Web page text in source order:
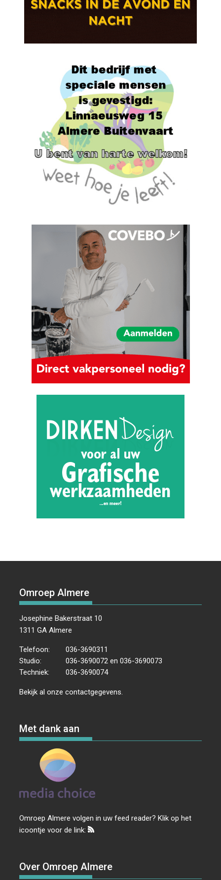
Omroep Almere
Josephine Bakerstraat 10
1311 GA Almere
Telefoon:
036-3690311
Studio:
036-3690072 en 036-3690073
Techniek:
036-3690074
Bekijk al onzecontactgegevens.
Met dank aan
Omroep Almere volgen in uw feed reader? Klik op het
icoontje voor de link:
Over Omroep Almere